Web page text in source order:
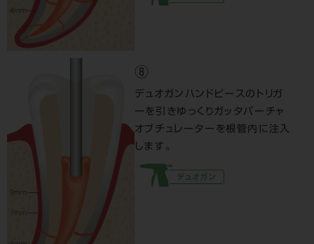
⑧
デュオガンハンドピースのトリガ
ーを引きゆっくりガッタパーチャ
オブチュレーターを根管内に注入
します。